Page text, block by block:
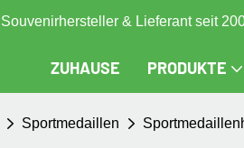
& Lieferant seit
ZUHAUSE PRODUKTE
Sportmedaillen